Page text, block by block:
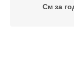
См за